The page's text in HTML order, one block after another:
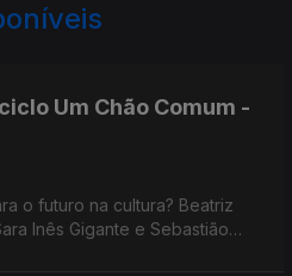
Um Chão Comum -
o futuro na cultura? Beatriz
Inês Gigante e Sebastião